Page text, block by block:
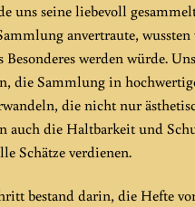
uns seine liebevoll
anvertraute, wussten
Besonderes werden würde.
die Sammlung in
die nicht nur
auch die Haltbarkeit und
Schätze verdienen.
bestand darin, die Hefte